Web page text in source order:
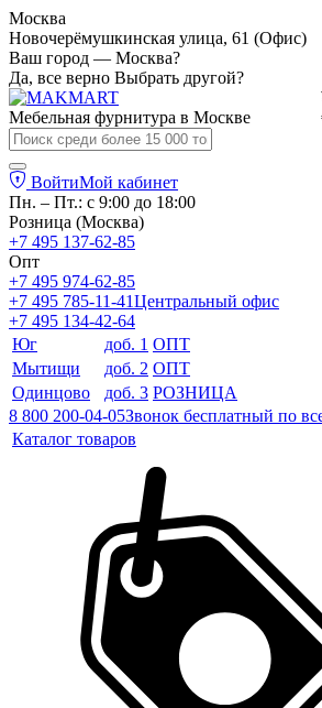
Москва
Новочерёмушкинская улица, 61 (Офис)
Ваш город — Москва?
Да, все верно Выбрать другой?
Мебельная фурнитура в Москве
ВойтиМой кабинет
Пн. – Пт.: с 9:00 до 18:00
Розница (Москва)
+7 495 137-62-85
Опт
+7 495 974-62-85
+7 495 785-11-41Центральный офис
+7 495 134-42-64
Юг
доб. 1 ОПТ
Мытищи
доб. 2 ОПТ
Одинцово
доб. 3 РОЗНИЦА
8 800 200-04-05Звонок бесплатный по
Каталог товаров